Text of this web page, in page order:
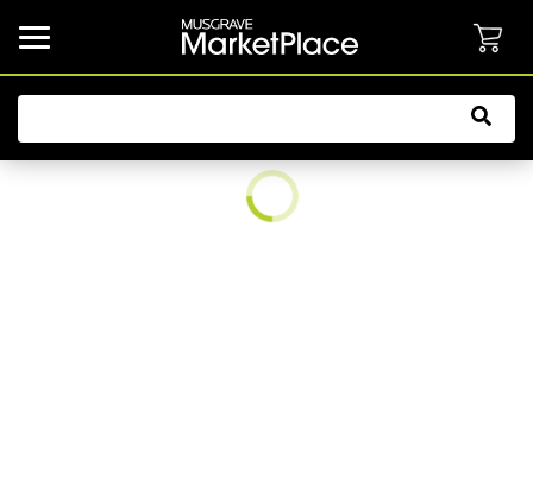
common.button.navbarCollapsed.text